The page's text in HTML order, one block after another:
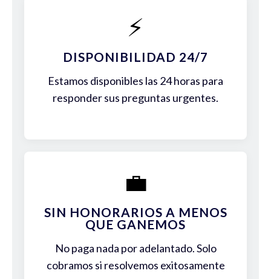
⚡
DISPONIBILIDAD 24/7
Estamos disponibles las 24 horas para
responder sus preguntas urgentes.
💼
SIN HONORARIOS A MENOS
QUE GANEMOS
No paga nada por adelantado. Solo
cobramos si resolvemos exitosamente